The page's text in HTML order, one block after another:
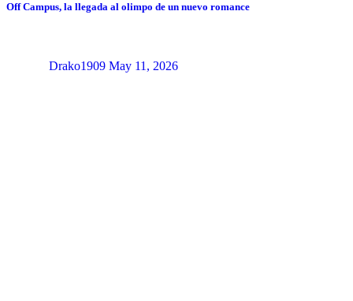
Off Campus, la llegada al olimpo de un nuevo romance
Drako1909 May 11, 2026